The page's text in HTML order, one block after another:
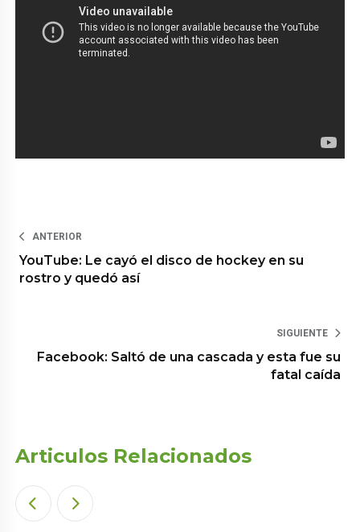
ANTERIOR
YouTube: Le cayó el disco de hockey en su
rostro y quedó así
SIGUIENTE
Facebook: Saltó de una cascada y esta fue su
fatal caída
Articulos Relacionados